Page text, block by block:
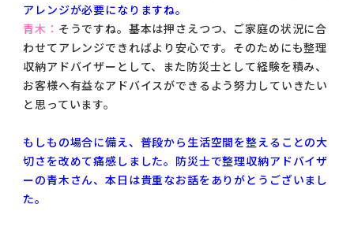
アレンジが必要になりますね。
青木： そうですね。基本は押さえつつ、ご家庭の状況に合
わせてアレンジできればより安心です。そのためにも整理
収納アドバイザーとして、また防災士として経験を積み、
お客様へ有益なアドバイスができるよう努力していきたい
と思っています。
もしもの場合に備え、普段から生活空間を整えることの大
切さを改めて痛感しました。防災士で整理収納アドバイザ
ーの青木さん、本日は貴重なお話をありがとうございまし
た。